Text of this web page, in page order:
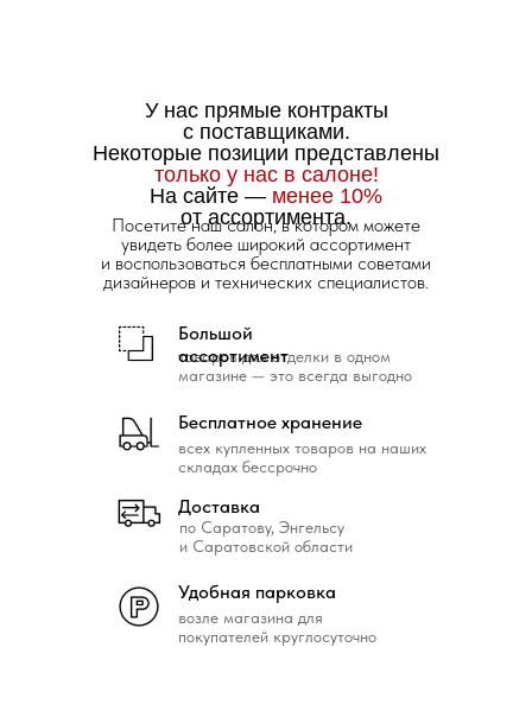
возле магазина для
покупателей круглосуточно
Удобная парковка
всех купленных товаров на наших
складах бессрочно
Бесплатное хранение
товаров для отделки в одном
магазине — это всегда выгодно
Большой
ассортимент
по Саратову, Энгельсу
и Саратовской области
Доставка
У нас прямые контракты
с поставщиками.
Некоторые позиции представлены
только у нас в салоне!
На сайте — менее 10%
от ассортимента.
Посетите наш салон, в котором можете
увидеть более широкий ассортимент
и воспользоваться бесплатными советами
дизайнеров и технических специалистов.